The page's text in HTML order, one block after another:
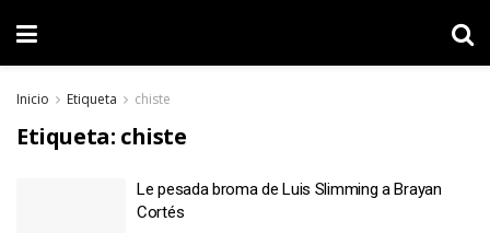
Inicio Etiqueta chiste
Etiqueta: chiste
Le pesada broma de Luis Slimming a Brayan
Cortés